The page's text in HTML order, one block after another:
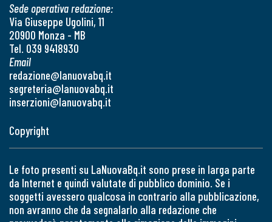
Sede operativa redazione:
Via Giuseppe Ugolini, 11
20900 Monza - MB
Tel. 039 9418930
Email
redazione@lanuovabq.it
segreteria@lanuovabq.it
inserzioni@lanuovabq.it
Copyright
Le foto presenti su LaNuovaBq.it sono prese in larga parte
da Internet e quindi valutate di pubblico dominio. Se i
soggetti avessero qualcosa in contrario alla pubblicazione,
non avranno che da segnalarlo alla redazione che